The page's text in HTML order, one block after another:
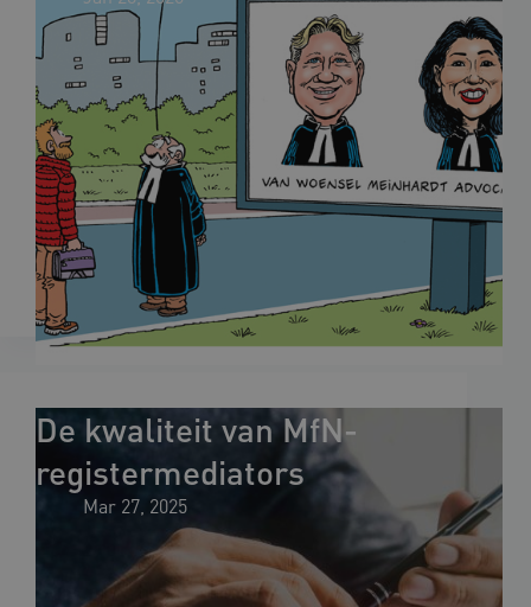
De kwaliteit van MfN-
registermediators
Mar 27, 2025